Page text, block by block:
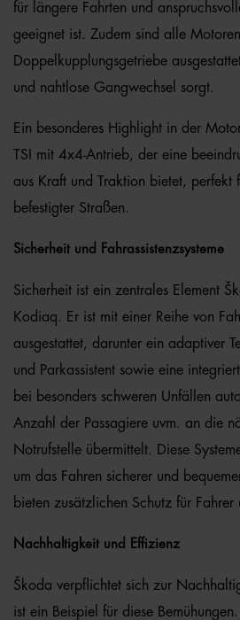
für längere Fahrten und
geeignet ist. Zudem sind alle
Doppelkupplungsgetriebe
und nahtlose Gangwechsel sorgt.
Ein besonderes Highlight in der
TSI mit 4x4-Antrieb, der eine
aus Kraft und Traktion bietet, perfekt
befestigter Straßen.
Sicherheit und Fahrassistenzsysteme
Sicherheit ist ein zentrales Element
Kodiaq. Er ist mit einer Reihe von
ausgestattet, darunter ein adaptiver
und Parkassistent sowie eine
bei besonders schweren Unfällen
Anzahl der Passagiere uvm. an die
Notrufstelle übermittelt. Diese
um das Fahren sicherer und
bieten zusätzlichen Schutz für Fahrer
Nachhaltigkeit und Effizienz
Škoda verpflichtet sich zur
ist ein Beispiel für diese